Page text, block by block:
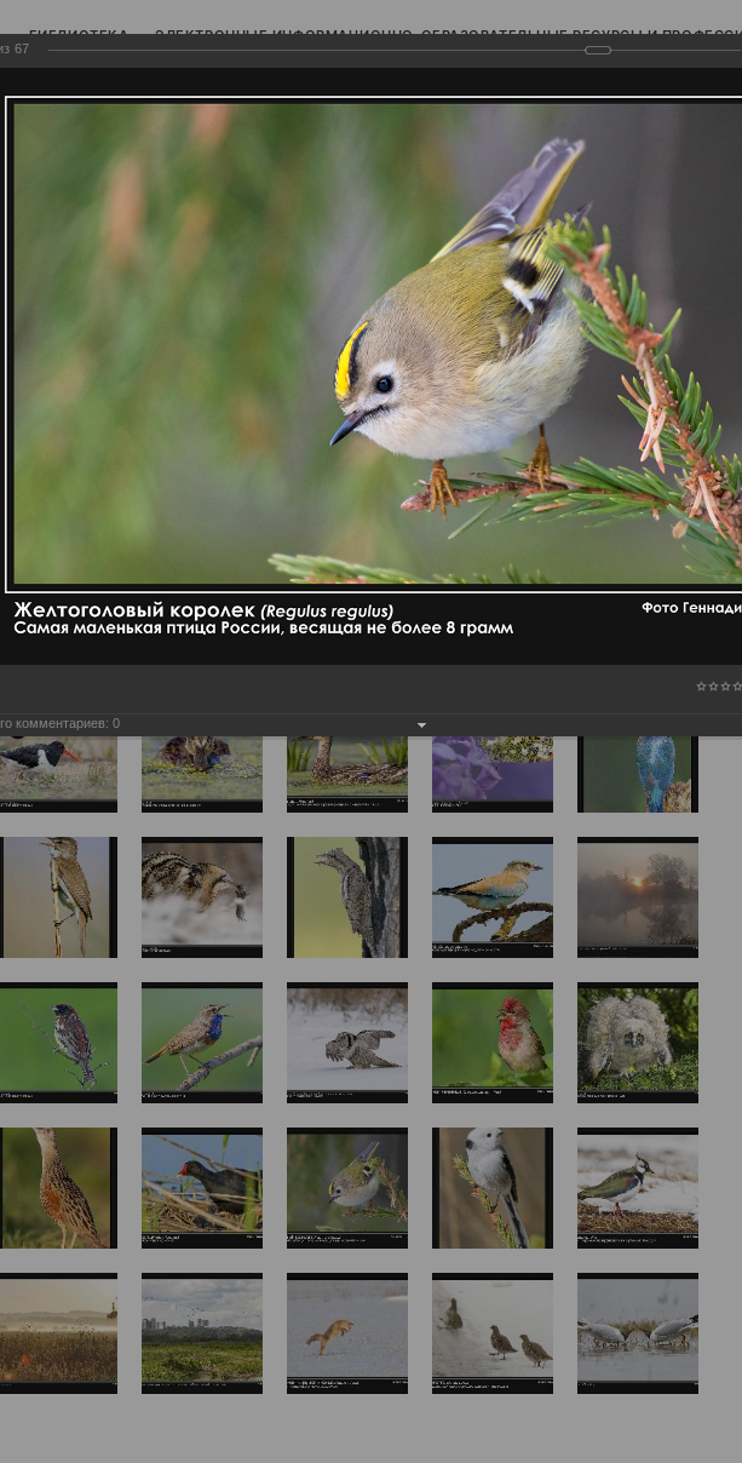
БИБЛИОТЕКА ЭЛЕКТРОННЫЕ ИНФОРМАЦИОННО-ОБРАЗОВАТЕЛЬНЫЕ РЕСУРСЫ И
БИБЛИОПОМОЩЬ
луга – жемчужина Нижегородского Поволжья
67
комментариев: 0